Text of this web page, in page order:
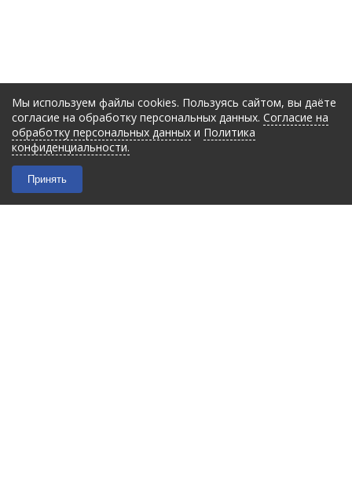
Мы используем файлы cookies. Пользуясь сайтом, вы даёте
согласие на обработку персональных данных. Согласие на
обработку персональных данных и Политика
конфиденциальности.
Принять